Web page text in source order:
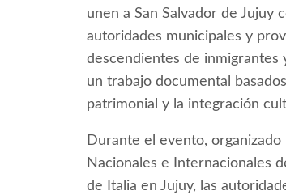
unen a San Salvador de Jujuy
autoridades municipales y
descendientes de
un trabajo documental
patrimonial y la integración
Durante el evento,
Nacionales e Internacionales
de Italia en Jujuy, las